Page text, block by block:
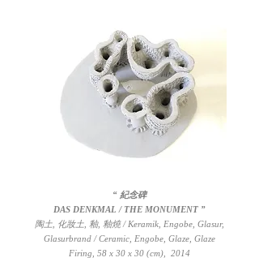
“ 紀念碑
DAS DENKMAL / THE MONUMENT ”
陶土, 化妝土, 釉, 釉燒/ Keramik, Engobe, Glasur,
Glasurbrand / Ceramic, Engobe, Glaze, Glaze
Firing, 58 x 30 x 30 (cm), 2014